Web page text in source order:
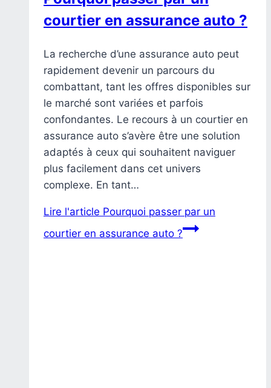
courtier en assurance auto ?
La recherche d’une assurance auto peut
rapidement devenir un parcours du
combattant, tant les offres disponibles sur
le marché sont variées et parfois
confondantes. Le recours à un courtier en
assurance auto s’avère être une solution
adaptés à ceux qui souhaitent naviguer
plus facilement dans cet univers
complexe. En tant…
Lire l'article Pourquoi passer par un
courtier en assurance auto ?